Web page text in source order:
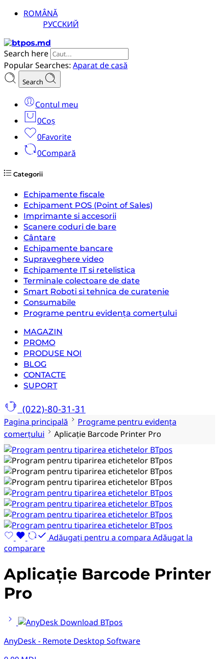
ROMÂNĂ
РУССКИЙ
Search here
Popular Searches: Aparat de casă
Search
Contul meu
0Coș
0Favorite
0Compară
Categorii
Echipamente fiscale
Echipament POS (Point of Sales)
Imprimante si accesorii
Scanere coduri de bare
Cântare
Echipamente bancare
Supraveghere video
Echipamente IT si retelistica
Terminale colectoare de date
Smart Roboti si tehnica de curatenie
Consumabile
Programe pentru evidența comerțului
MAGAZIN
PROMO
PRODUSE NOI
BLOG
CONTACTE
SUPORT
(022)-80-31-31
Pagina principală
Programe pentru evidența
comerțului
Aplicație Barcode Printer Pro
Adăugați pentru a compara Adăugat la
comparare
Aplicație Barcode Printer
Pro
AnyDesk - Remote Desktop Software